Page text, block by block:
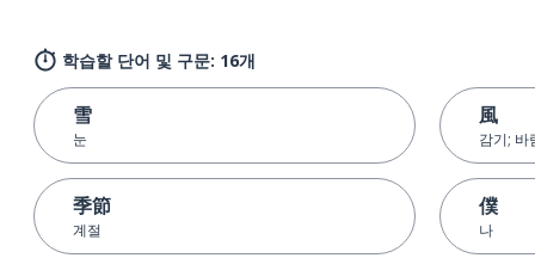
학습할 단어 및 구문: 16개
雪
눈
季節
계절
風
감기; 바
僕
나